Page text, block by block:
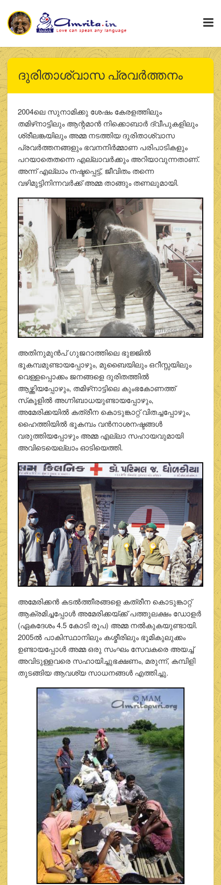
ദുരിതാശ്വാസ പ്രവര്‍ത്തനം
2004ലെ സുനാമിക്കു ശേഷം കേരളത്തിലും
തമിഴ്‌നാട്ടിലും ആന്റമാന്‍ നിക്കൊബാര്‍ ദ്വീപുകളിലും
ശ്രീലങ്കയിലും അമ്മ നടത്തിയ ദുരിതാശ്വാസ
പ്രവര്‍ത്തനങ്ങളും ഭവനനിര്‍മ്മാണ പരിപാടികളും
പറയാതെതന്നെ എല്ലാവര്‍ക്കും അറിയാവുന്നതാണ്.
അന്ന് എല്ലാം നഷ്ടപ്പെട്ട്, ജീവിതം തന്നെ
വഴിമുട്ടിനിന്നവര്‍ക്ക് അമ്മ താങ്ങും തണലുമായി.
അതിനുമുന്‍പ് ഗുജറാത്തിലെ ഭുജ്ജില്‍
ഭൂകമ്പമുണ്ടായപ്പോഴും, മുബൈയിലും ഒറീസ്സയിലും
വെള്ളപ്പൊക്കം ജനങ്ങളെ ദുരിതത്തില്‍
ആഴ്ത്തിയപ്പോഴും, തമിഴ്‌നാട്ടിലെ കുംഭകോണത്ത്
സ്‌കൂളില്‍ അഗ്നിബാധയുണ്ടായപ്പോഴും,
അമേരിക്കയില്‍ കത്രീന കൊടുങ്കാറ്റ് വിതച്ചപ്പോഴും,
ഹൈത്തിയില്‍ ഭൂകമ്പം വന്‍നാശനഷ്ടങ്ങള്‍
വരുത്തിയപ്പോഴും അമ്മ എല്ലാ സഹായവുമായി
അവിടെയെല്ലാം ഓടിയെത്തി.
അമേരിക്കന്‍ കടല്‍ത്തീരങ്ങളെ കത്രീന കൊടുങ്കാറ്റ്
ആക്രമിച്ചപ്പോള്‍ അമേരിക്കയ്ക്ക് പത്തുലക്ഷം ഡോളര്‍
(ഏകദേശം 4.5 കോടി രൂപ) അമ്മ നല്‍കുകയുണ്ടായി.
2005ല്‍ പാകിസ്ഥാനിലും കശ്മീരിലും ഭൂമികുലുക്കം
ഉണ്ടായപ്പോള്‍ അമ്മ ഒരു സംഘം സേവകരെ അയച്ച്
അവിടുള്ളവരെ സഹായിച്ചുഭക്ഷണം, മരുന്ന്, കമ്പിളി
തുടങ്ങിയ ആവശ്യ സാധനങ്ങള്‍ എത്തിച്ചു.